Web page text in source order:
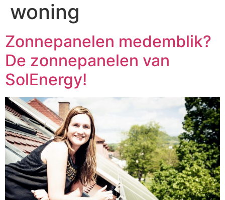
woning
Zonnepanelen medemblik?
De zonnepanelen van
SolEnergy!